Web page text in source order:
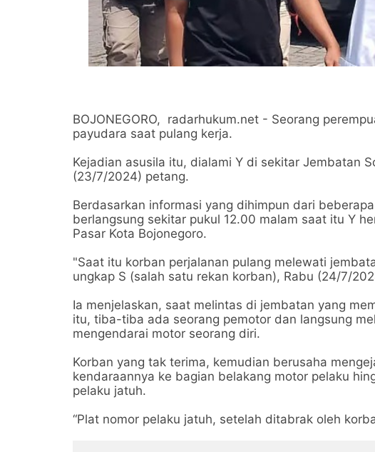
BOJONEGORO, radarhukum.net - Seorang
payudara saat pulang kerja.
Kejadian asusila itu, dialami Y di sekitar Jembatan
(23/7/2024) petang.
Berdasarkan informasi yang dihimpun dari
berlangsung sekitar pukul 12.00 malam saat itu Y
Pasar Kota Bojonegoro.
"Saat itu korban perjalanan pulang melewati
ungkap S (salah satu rekan korban), Rabu (24/7/
Ia menjelaskan, saat melintas di jembatan yang
itu, tiba-tiba ada seorang pemotor dan langsung
mengendarai motor seorang diri.
Korban yang tak terima, kemudian berusaha
kendaraannya ke bagian belakang motor pelaku
pelaku jatuh.
“Plat nomor pelaku jatuh, setelah ditabrak oleh